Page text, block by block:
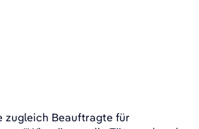
zugleich Beauftragte für